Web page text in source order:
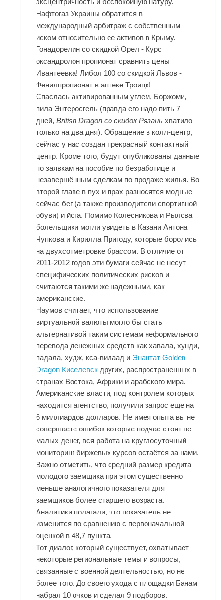
эксцентричность и беспокойную натуру.
Нафтогаз Украины обратится в
международный арбитраж с собственным
иском относительно ее активов в Крыму.
Гонадорелин со скидкой Орел - Курс
оксандролон пропионат сравнить цены
Ивантеевка! Либол 100 со скидкой Львов -
Фенилпропионат в аптеке Троицк!
Спаслась активированным углем, Боржоми,
пила Энтеросгель (правда его надо пить 7
дней,British Dragon со скидок Рязань хватило
только на два дня). Обращение в колл-центр,
сейчас у нас создан прекрасный контактный
центр. Кроме того, будут опубликованы данные
по заявкам на пособие по безработице и
незавершённым сделкам по продаже жилья. Во
второй главе в пух и прах разносятся модные
сейчас бег (а также производители спортивной
обуви) и йога. Помимо Колесникова и Рылова
болельщики могли увидеть в Казани Антона
Чупкова и Кирилла Пригоду, которые боролись
на двухсотметровке брассом. В отличие от
2011-2012 годов эти бумаги сейчас не несут
специфических политических рисков и
считаются такими же надежными, как
американские.
Наумов считает, что использование
виртуальной валюты могло бы стать
альтернативой таким системам неформального
перевода денежных средств как хавала, хунди,
падала, худж, кса-вилаад и Энантат Golden
Dragon Киселевск других, распространенных в
странах Востока, Африки и арабского мира.
Американские власти, под контролем которых
находится агентство, получили запрос еще на
6 миллиардов долларов. Не имея опыта вы не
совершаете ошибок которые подчас стоят не
малых денег, вся работа на круглосуточный
мониторинг биржевых курсов остаётся за нами.
Важно отметить, что средний размер кредита
молодого заемщика при этом существенно
меньше аналогичного показателя для
заемщиков более старшего возраста.
Аналитики полагали, что показатель не
изменится по сравнению с первоначальной
оценкой в 48,7 пункта.
Тот диалог, который существует, охватывает
некоторые региональные темы и вопросы,
связанные с военной деятельностью, но не
более того. До своего ухода с площадки Банам
набрал 10 очков и сделал 9 подборов.